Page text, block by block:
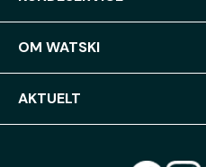
OM WATSKI
AKTUELT